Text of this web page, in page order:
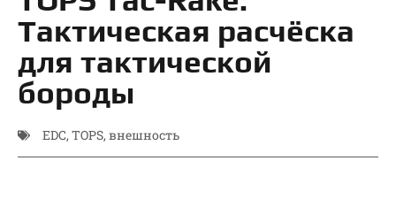
Тактическая расчёска
для тактической
бороды
EDC, TOPS, внешность